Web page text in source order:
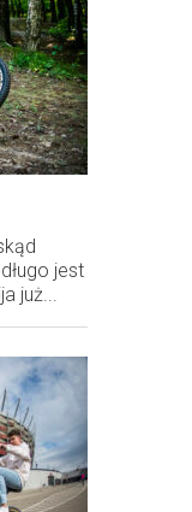
jest
już...